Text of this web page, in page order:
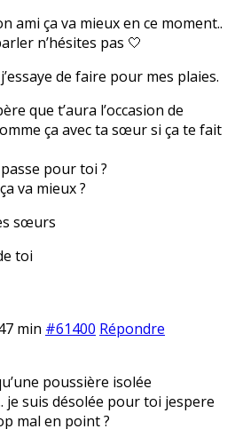
ami ça va mieux en ce moment..
n’hésites pas 🤍
de faire pour mes plaies.
que t’aura l’occasion de
ça avec ta sœur si ça te fait
passe pour toi ?
va mieux ?
sœurs
toi
min #61400 Répondre
poussière isolée
je suis désolée pour toi jespere
mal en point ?